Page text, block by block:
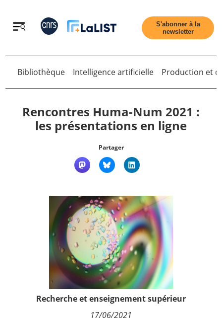
Retour
Qui sommes nous ?
Nous suivre
S'abonner à la
newsletter
Retour
Bibliothèque Intelligence artificielle Production et
Rencontres Huma-Num 2021 :
les présentations en ligne
Partager
Recherche et enseignement supérieur
17/06/2021